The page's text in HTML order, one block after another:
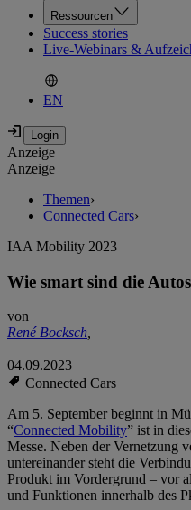
Ressourcen
Success stories
Live-Webinars &
EN
Anzeige
Anzeige
Themen›
Connected Cars›
IAA Mobility 2023
Wie smart sind die
von
René Bocksch,
04.09.2023
Connected Cars
Am 5. September beginnt in
“Connected Mobility” ist in
Messe. Neben der Vernetzung
untereinander steht die
Produkt im Vordergrund – vor
und Funktionen innerhalb des